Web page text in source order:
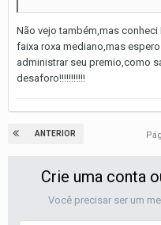
Não vejo também,mas
faixa roxa mediano,mas
administrar seu premio,como
desaforo!!!!!!!!!!!
ANTERIOR
Crie uma conta
Você precisar ser um